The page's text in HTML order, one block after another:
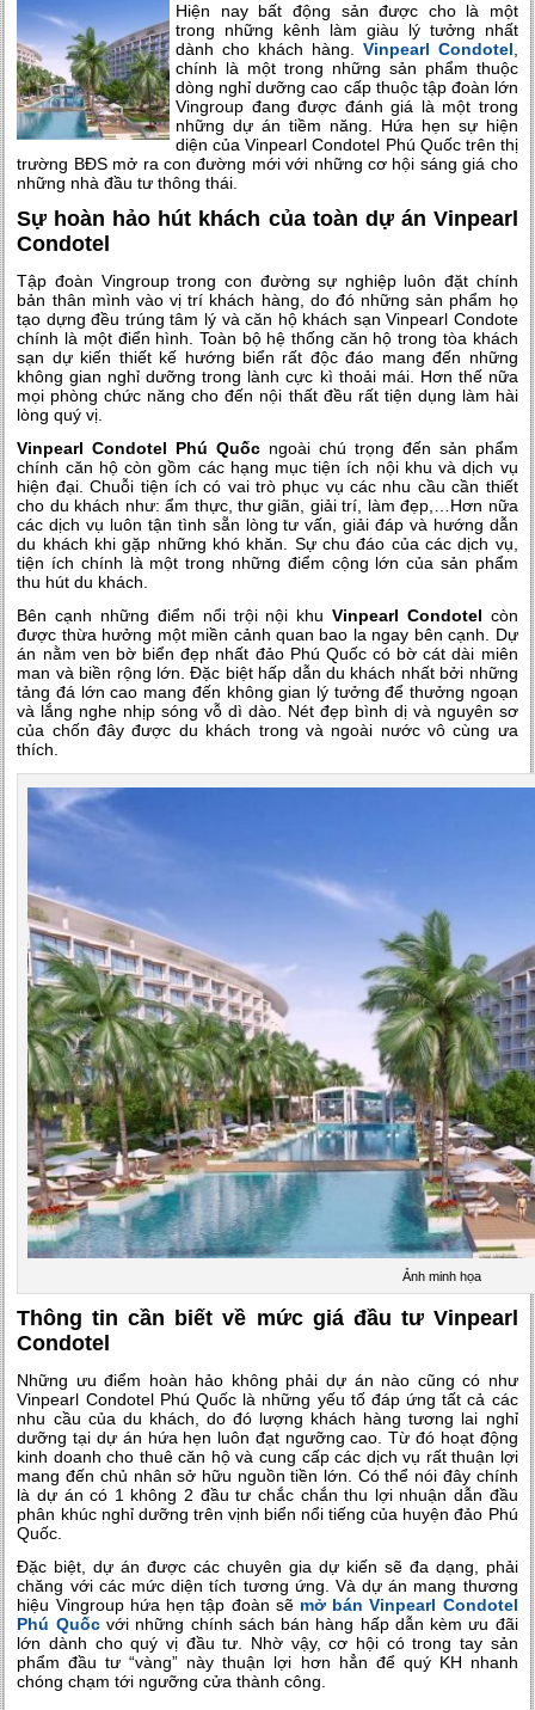
Hiện nay bất động sản được cho là một
trong những kênh làm giàu lý tưởng nhất
dành cho khách hàng. Vinpearl Condotel,
chính là một trong những sản phẩm thuộc
dòng nghỉ dưỡng cao cấp thuộc tập đoàn lớn
Vingroup đang được đánh giá là một trong
những dự án tiềm năng. Hứa hẹn sự hiện
diện của Vinpearl Condotel Phú Quốc trên thị
trường BĐS mở ra con đường mới với những cơ hội sáng giá cho
những nhà đầu tư thông thái.
Sự hoàn hảo hút khách của toàn dự án Vinpearl
Condotel
Tập đoàn Vingroup trong con đường sự nghiệp luôn đặt chính
bản thân mình vào vị trí khách hàng, do đó những sản phẩm họ
tạo dựng đều trúng tâm lý và căn hộ khách sạn Vinpearl Condote
chính là một điển hình. Toàn bộ hệ thống căn hộ trong tòa khách
sạn dự kiến thiết kế hướng biển rất độc đáo mang đến những
không gian nghỉ dưỡng trong lành cực kì thoải mái. Hơn thế nữa
mọi phòng chức năng cho đến nội thất đều rất tiện dụng làm hài
lòng quý vị.
Vinpearl Condotel Phú Quốc ngoài chú trọng đến sản phẩm
chính căn hộ còn gồm các hạng mục tiện ích nội khu và dịch vụ
hiện đại. Chuỗi tiện ích có vai trò phục vụ các nhu cầu cần thiết
cho du khách như: ẩm thực, thư giãn, giải trí, làm đẹp,…Hơn nữa
các dịch vụ luôn tận tình sẵn lòng tư vấn, giải đáp và hướng dẫn
du khách khi gặp những khó khăn. Sự chu đáo của các dịch vụ,
tiện ích chính là một trong những điểm cộng lớn của sản phẩm
thu hút du khách.
Bên cạnh những điểm nổi trội nội khu Vinpearl Condotel còn
được thừa hưởng một miền cảnh quan bao la ngay bên cạnh. Dự
án nằm ven bờ biển đẹp nhất đảo Phú Quốc có bờ cát dài miên
man và biền rộng lớn. Đặc biệt hấp dẫn du khách nhất bởi những
tảng đá lớn cao mang đến không gian lý tưởng để thưởng ngoạn
và lắng nghe nhịp sóng vỗ dì dào. Nét đẹp bình dị và nguyên sơ
của chốn đây được du khách trong và ngoài nước vô cùng ưa
thích.
Ảnh minh họa
Thông tin cần biết về mức giá đầu tư Vinpearl
Condotel
Những ưu điểm hoàn hảo không phải dự án nào cũng có như
Vinpearl Condotel Phú Quốc là những yếu tố đáp ứng tất cả các
nhu cầu của du khách, do đó lượng khách hàng tương lai nghỉ
dưỡng tại dự án hứa hẹn luôn đạt ngưỡng cao. Từ đó hoạt động
kinh doanh cho thuê căn hộ và cung cấp các dịch vụ rất thuận lợi
mang đến chủ nhân sở hữu nguồn tiền lớn. Có thể nói đây chính
là dự án có 1 không 2 đầu tư chắc chắn thu lợi nhuận dẫn đầu
phân khúc nghỉ dưỡng trên vịnh biển nổi tiếng của huyện đảo Phú
Quốc.
Đặc biệt,dự án được các chuyên gia dự kiến sẽ đa dạng, phải
chăng với các mức diện tích tương ứng. Và dự án mang thương
hiệu Vingroup hứa hẹn tập đoàn sẽ mở bán Vinpearl Condotel
Phú Quốcvới những chính sách bán hàng hấp dẫn kèm ưu đãi
lớn dành cho quý vị đầu tư. Nhờ vậy, cơ hội có trong tay sản
phẩm đầu tư “vàng” này thuận lợi hơn hẳn để quý KH nhanh
chóng chạm tới ngưỡng cửa thành công.